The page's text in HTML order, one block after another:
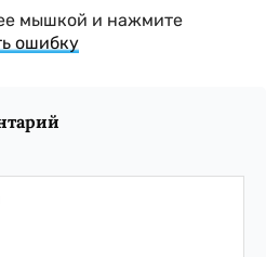
мышкой и нажмите
ошибку